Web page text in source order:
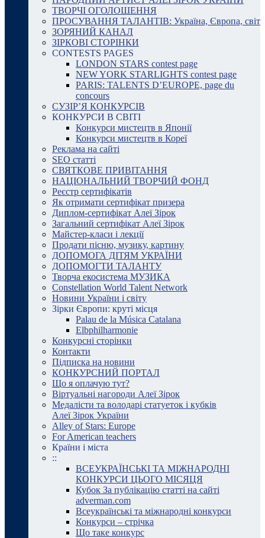
ТВОРЧІ ОГОЛОШЕННЯ
ПРОСУВАННЯ ТАЛАНТІВ: Україна, Європа, світ
ЗОРЯНИЙ КАНАЛ
ЗІРКОВІ СТОРІНКИ
CONTESTS PAGES
LONDON STARS contest page
NEW YORK STARLIGHTS contest page
PARIS: TALENTS D’EUROPE, page du
concours
СУЗІР’Я КОНКУРСІВ
КОНКУРСИ В СВІТІ
Конкурси мистецтв в Японії
Конкурси мистецтв в Кореї
Реклама на сайті
SEO статті
СВЯТКОВЕ ПРИВІТАННЯ
НАЦІОНАЛЬНИЙ ТВОРЧИЙ ФОНД
Реєстр сертифікатів
Як отримати сертифікат призера
Диплом-сертифікат Алеї Зірок
Загальний сертифікат Алеї Зірок
Майстер-класи і лекції
Продати пісню, музику, картину
ДОПОМОГА ДІТЯМ УКРАЇНИ
ДОПОМОГТИ ТАЛАНТУ
Творча екосистема МУЗИКА
Constellation World Talent Network
Новини України і світу
Зірки Європи: круті місця
Palau de la Música Catalana
Elbphilharmonie
Конкурсні сторінки
Контакти
Підписка на новини
КОНКУРСНИЙ ПОРТАЛ
Що я оплачую тут?
Віртуальні нагороди Алеї Зірок
Медалісти та володарі статуеток і кубків
Алеї Зірок України
Alley of Stars: Europe
For American teachers
Країни і міста
::
ВСЕУКРАЇНСЬКІ ТА МІЖНАРОДНІ
КОНКУРСИ ЦЬОГО МІСЯЦЯ
Кубок За публікацію статті на сайті
adverman.com
Всеукраїнські та міжнародні конкурси
Конкурси – стрічка
Що таке конкурс